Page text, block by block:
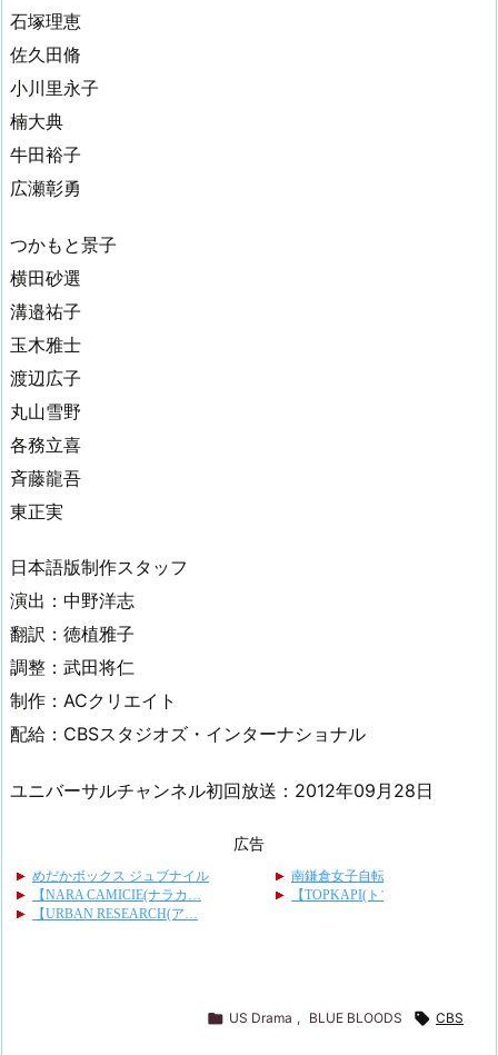
石塚理恵
佐久田脩
小川里永子
楠大典
牛田裕子
広瀬彰勇
つかもと景子
横田砂選
溝邉祐子
玉木雅士
渡辺広子
丸山雪野
各務立喜
斉藤龍吾
東正実
日本語版制作スタッフ
演出：中野洋志
翻訳：徳植雅子
調整：武田将仁
制作：ACクリエイト
配給：CBSスタジオズ・インターナショナル
ユニバーサルチャンネル初回放送：2012年09月28日
広告
 US Drama , BLUE BLOODS  CBS